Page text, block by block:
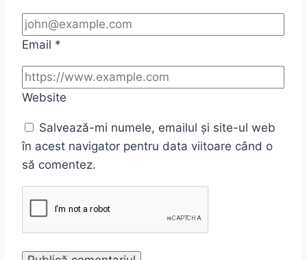
Email *
Website
Salvează-mi numele, emailul și site-ul web
în acest navigator pentru data viitoare când o
să comentez.